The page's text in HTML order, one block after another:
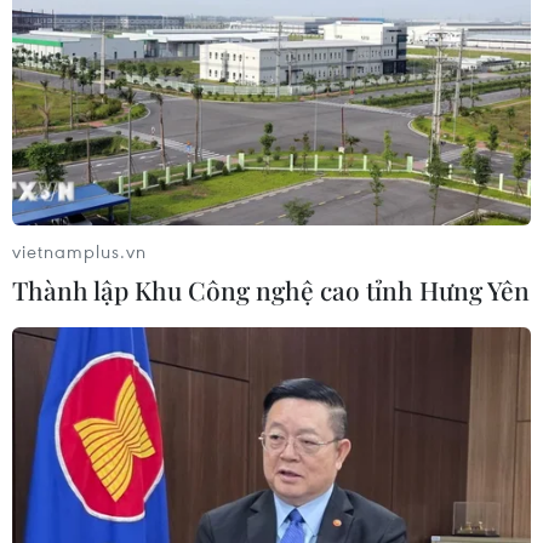
Liên kết "ba nhà": Động lực thúc đẩy
đổi mới sáng tạo và nâng cao chất
lượng FDI
07/08/2026 05:48
BSR phối trộn thành công dầu Diesel
sinh học B5 và B10
07/08/2026 05:02
Cà Mau quảng bá thương hiệu, kết
nối đầu tư, đưa ngành tôm phát triển
bền vững
07/08/2026 03:04
vietnamplus.vn
Thành lập Khu Công nghệ cao tỉnh Hưng Yên